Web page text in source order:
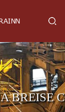
BREISE